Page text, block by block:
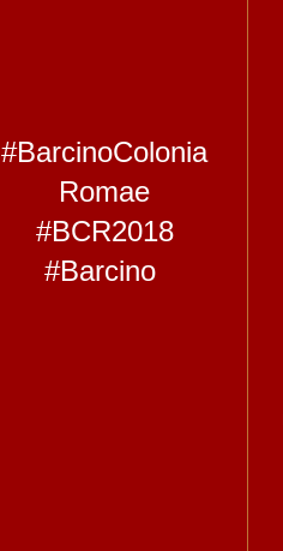
#BarcinoColonia
Romae
#BCR2018
#Barcino